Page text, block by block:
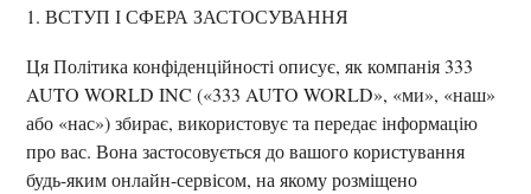
1. ВСТУП І СФЕРА ЗАСТОСУВАННЯ
Ця Політика конфіденційності описує, як компанія 333
AUTO WORLD INC («333 AUTO WORLD», «ми», «наш»
або «нас») збирає, використовує та передає інформацію
про вас. Вона застосовується до вашого користування
будь-яким онлайн-сервісом, на якому розміщено